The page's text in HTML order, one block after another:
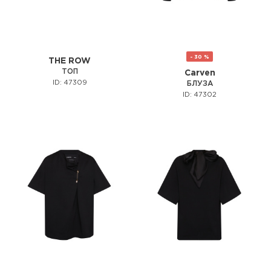
THE ROW
ТОП
ID: 47309
- 30 %
Carven
БЛУЗА
ID: 47302